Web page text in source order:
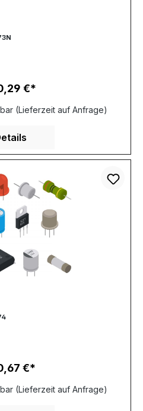
Preis:
€
(Lieferzeit auf Anfrage)
Preis:
€
(Lieferzeit auf Anfrage)